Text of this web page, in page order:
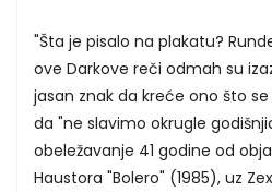
"Šta je pisalo na plakatu?
ove Darkove reči odmah su
jasan znak da kreće ono što
da "ne slavimo okrugle
obeležavanje 41 godine od
Haustora "Bolero" (1985), uz